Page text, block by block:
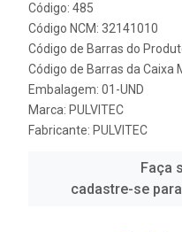
Código: 485
Código NCM: 32141010
Código de Barras do
Código de Barras da Caixa
Embalagem: 01-UND
Marca: PULVITEC
Fabricante: PULVITEC
Faça
cadastre-se